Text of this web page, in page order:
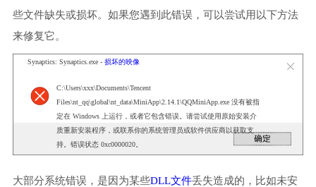
些文件缺失或损坏。如果您遇到此错误，可以尝试用以下方法
来修复它。
Synaptics: Synaptics.exe - 损坏的映像
C:\Users\xxx\Documents\Tencent
Files\nt_qq\global\nt_data\MiniApp\2.14.1\QQMiniApp.exe 没有被指
定在 Windows 上运行，或者它包含错误。请尝试使用原始安装介
质重新安装程序，或联系你的系统管理员或软件供应商以获取支
持。错误状态 0xc0000020。
大部分系统错误，是因为某些DLL文件丢失造成的，比如未安